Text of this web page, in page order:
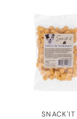
SNACK'IT